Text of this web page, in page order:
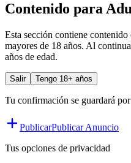
Contenido para
Esta sección contiene
mayores de 18 años. Al
años de edad.
Salir Tengo 18+ años
Tu confirmación se guardará
PublicarPublicar Anuncio
Tus opciones de privacidad